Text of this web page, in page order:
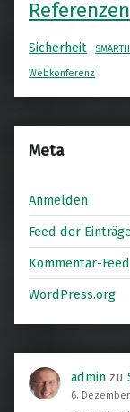
Referenzen
Sicherheit
Webkonferenz
Meta
Anmelden
Feed der
Kommentar-Feed
WordPress.org
admin zu
6.